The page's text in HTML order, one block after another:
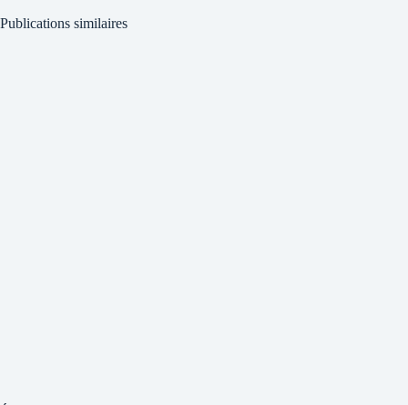
Publications similaires